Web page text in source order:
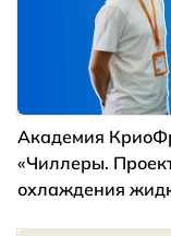
Академия
«Чиллеры.
охлаждения